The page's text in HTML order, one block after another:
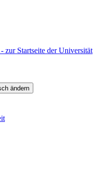
zur Startseite der Universität
ändern